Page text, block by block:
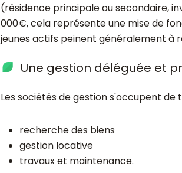
(résidence principale ou secondaire,
000€, cela représente une mise de
jeunes actifs peinent généralement à
Une gestion déléguée et
Les sociétés de gestion s'occupent de
recherche des biens
gestion locative
travaux et maintenance.